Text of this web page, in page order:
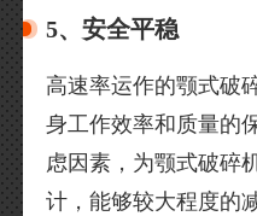
5、安全平稳
高速率运作的颚式破
身工作效率和质量的
虑因素，为颚式破碎
计，能够较大程度的